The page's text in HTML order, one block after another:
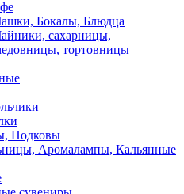
Бокалы, Блюдца
сахарницы,
тортовницы
Подковы
Аромалампы, Кальянные